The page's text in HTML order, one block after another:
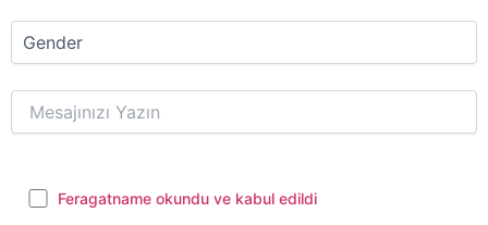
Feragatname okundu ve kabul edildi